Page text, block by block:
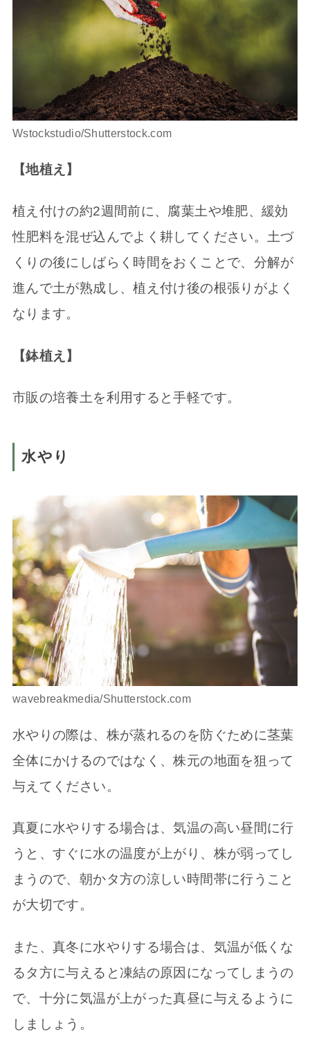
Wstockstudio/Shutterstock.com
【地植え】
植え付けの約2週間前に、腐葉土や堆肥、緩効
性肥料を混ぜ込んでよく耕してください。土づ
くりの後にしばらく時間をおくことで、分解が
進んで土が熟成し、植え付け後の根張りがよく
なります。
【鉢植え】
市販の培養土を利用すると手軽です。
水やり
wavebreakmedia/Shutterstock.com
水やりの際は、株が蒸れるのを防ぐために茎葉
全体にかけるのではなく、株元の地面を狙って
与えてください。
真夏に水やりする場合は、気温の高い昼間に行
うと、すぐに水の温度が上がり、株が弱ってし
まうので、朝かタ方の涼しい時間帯に行うこと
が大切です。
また、真冬に水やりする場合は、気温が低くな
るタ方に与えると凍結の原因になってしまうの
で、十分に気温が上がった真昼に与えるように
しましょう。